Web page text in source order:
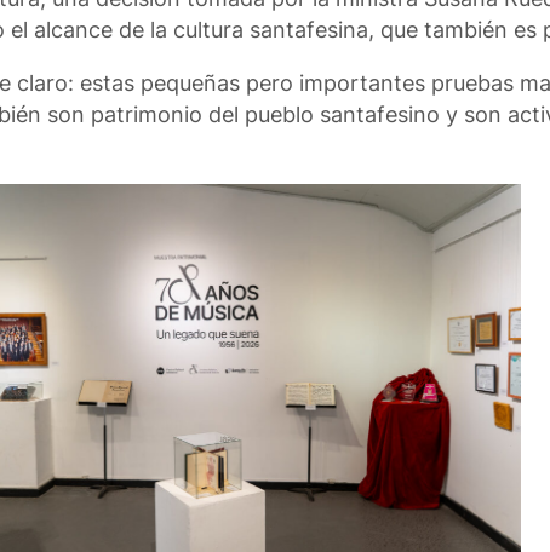
alcance de la cultura santafesina, que también es
claro: estas pequeñas pero importantes pruebas
son patrimonio del pueblo santafesino y son